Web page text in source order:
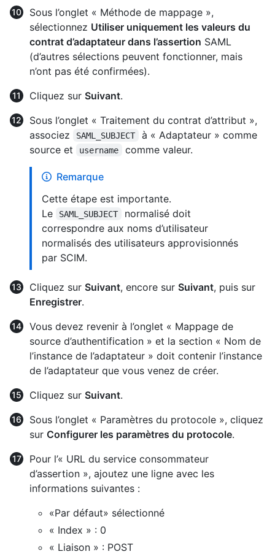
Sous l’onglet « Méthode de mappage »,
sélectionnez Utiliser uniquement les valeurs du
contrat d’adaptateur dans l’assertion SAML
(d’autres sélections peuvent fonctionner, mais
n’ont pas été confirmées).
Cliquez sur Suivant.
Sous l’onglet « Traitement du contrat d’attribut »,
associez
SAML_SUBJECT
à « Adaptateur » comme
source et
username comme valeur.
Remarque
Cette étape est importante.
Le
SAML_SUBJECT
normalisé doit
correspondre aux noms d’utilisateur
normalisés des utilisateurs approvisionnés
par SCIM.
Cliquez sur Suivant, encore sur Suivant, puis sur
Enregistrer.
Vous devez revenir à l’onglet « Mappage de
source d’authentification » et la section « Nom de
l’instance de l’adaptateur » doit contenir l’instance
de l’adaptateur que vous venez de créer.
Cliquez sur Suivant.
Sous l’onglet « Paramètres du protocole », cliquez
sur Configurer les paramètres du protocole.
Pour l’« URL du service consommateur
d’assertion », ajoutez une ligne avec les
informations suivantes :
«Par défaut» sélectionné
« Index » : 0
« Liaison » : POST